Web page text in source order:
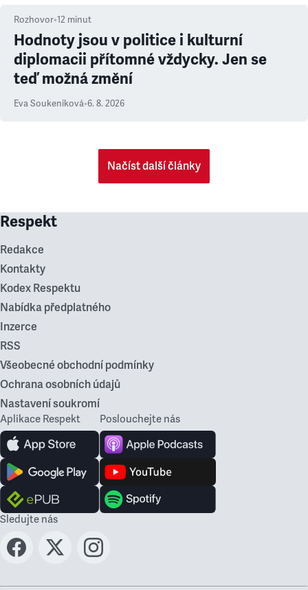
Rozhovor•12 minut
Hodnoty jsou v politice i kulturní
diplomacii přítomné vždycky. Jen se
teď možná změní
Eva Soukeníková•6. 8. 2026
Načíst další články
Respekt
Redakce
Kontakty
Kodex Respektu
Nabídka předplatného
Inzerce
RSS
Všeobecné obchodní podmínky
Ochrana osobních údajů
Nastavení soukromí
Aplikace Respekt Poslouchejte nás
Sledujte nás